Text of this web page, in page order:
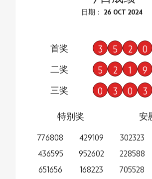
日期： 26 OCT 2024
首奖 3 5 2 0
二奖 5 2 1 9
三奖 0 3 0 3
特别奖
776808
436595
651656
429109
952602
168223
安
302323
228588
705528